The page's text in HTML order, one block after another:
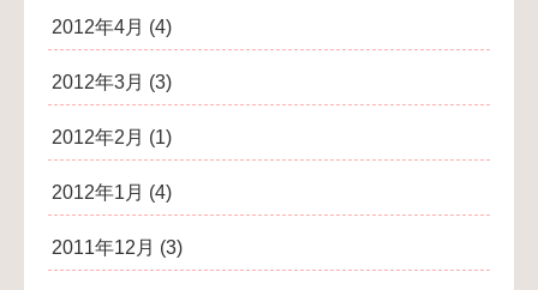
2012年4月 (4)
2012年3月 (3)
2012年2月 (1)
2012年1月 (4)
2011年12月 (3)